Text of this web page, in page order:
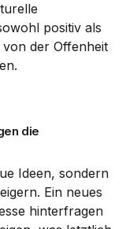
positiv als
der Offenheit
die
Ideen, sondern
Ein neues
hinterfragen